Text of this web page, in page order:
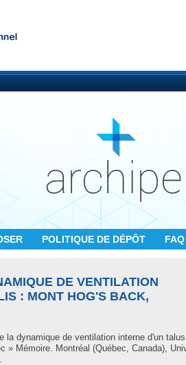
POLITIQUE DE DÉPÔT FAQ
DE VENTILATION
: MONT HOG'S BACK,
la dynamique de ventilation interne d'un talus
» Mémoire. Montréal (Québec, Canada),